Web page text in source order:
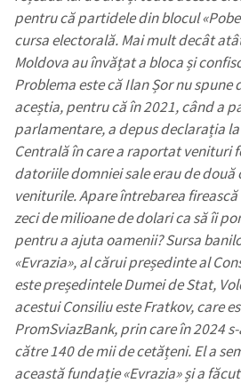
pentru că partidele din blocul«
cursa electorală. Mai mult decât
Moldova au învățat a bloca și
Problema este că Ilan Șor nu spune
aceștia, pentru că în 2021, când a
parlamentare, a depus declarația
Centrală în care a raportat venituri
datoriile domniei sale erau de
veniturile. Apare întrebarea
zeci de milioane de dolari ca să îi
pentru a ajuta oamenii? Sursa
«Evrazia», al cărui președinte al
este președintele Dumei de Stat,
acestui Consiliu este Fratkov, care
PromSviazBank, prin care în 2024
către 140 de mii de cetățeni. El a
această fundație«Evrazia»și a